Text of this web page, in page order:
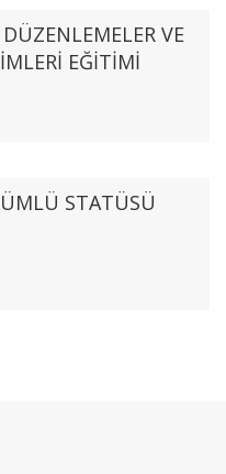
VE
EĞİTİMİ
STATÜSÜ